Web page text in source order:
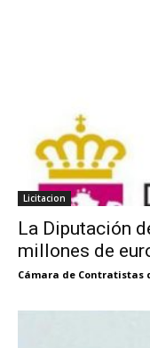
Licitacion
La Diputación
millones de
Cámara de Contratistas